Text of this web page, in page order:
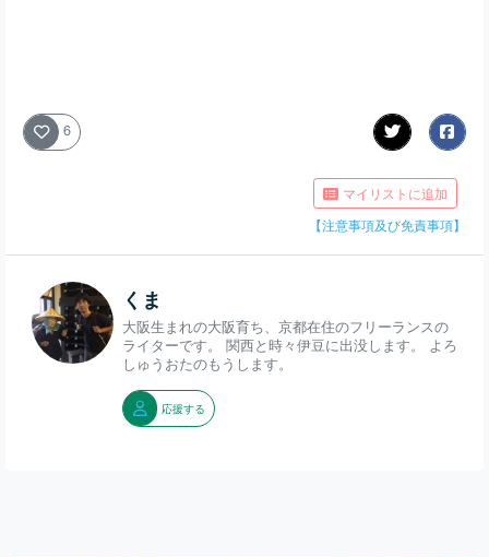
6
マイリストに追加
【注意事項及び免責事項】
くま
大阪生まれの大阪育ち、京都在住のフリーランスの
ライターです。 関西と時々伊豆に出没します。 よろ
しゅうおたのもうします。
応援する